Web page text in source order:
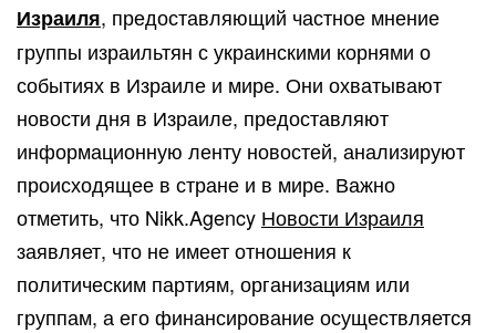
Израиля, предоставляющий частное мнение
группы израильтян с украинскими корнями о
событиях в Израиле и мире. Они охватывают
новости дня в Израиле, предоставляют
информационную ленту новостей, анализируют
происходящее в стране и в мире. Важно
отметить, что Nikk.Agency Новости Израиля
заявляет, что не имеет отношения к
политическим партиям, организациям или
группам, а его финансирование осуществляется